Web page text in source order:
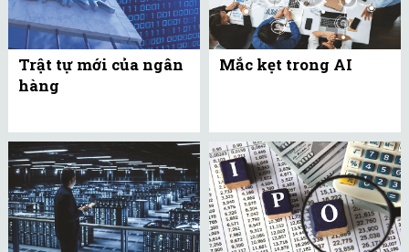
Trật tự mới của ngân
hàng
Mắc kẹt trong AI